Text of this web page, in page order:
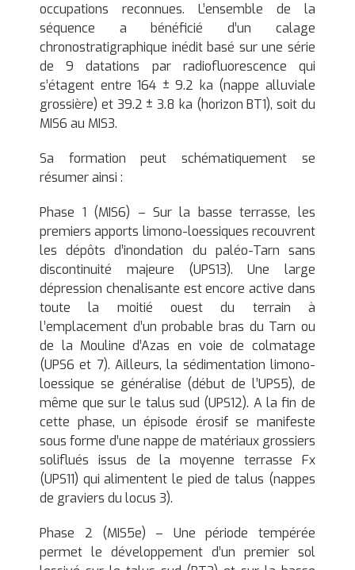
occupations reconnues. L’ensemble de la
séquence a bénéficié d’un calage
chronostratigraphique inédit basé sur une série
de 9 datations par radiofluorescence qui
s’étagent entre 164 ± 9.2 ka (nappe alluviale
grossière) et 39.2 ± 3.8 ka (horizon BT1), soit du
MIS6 au MIS3.
Sa formation peut schématiquement se
résumer ainsi :
Phase 1 (MIS6) – Sur la basse terrasse, les
premiers apports limono-loessiques recouvrent
les dépôts d’inondation du paléo-Tarn sans
discontinuité majeure (UPS13). Une large
dépression chenalisante est encore active dans
toute la moitié ouest du terrain à
l’emplacement d’un probable bras du Tarn ou
de la Mouline d’Azas en voie de colmatage
(UPS6 et 7). Ailleurs, la sédimentation limono-
loessique se généralise (début de l’UPS5), de
même que sur le talus sud (UPS12). A la fin de
cette phase, un épisode érosif se manifeste
sous forme d’une nappe de matériaux grossiers
soliflués issus de la moyenne terrasse Fx
(UPS11) qui alimentent le pied de talus (nappes
de graviers du locus 3).
Phase 2 (MIS5e) – Une période tempérée
permet le développement d’un premier sol